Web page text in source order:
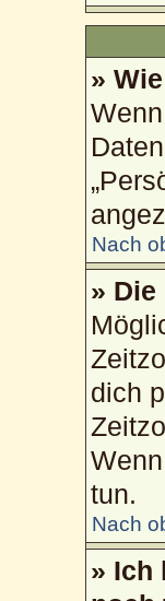
»
Nach
»
dich
tun.
Nach
» Ich